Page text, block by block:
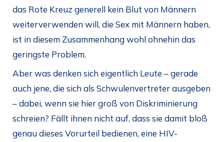
das Rote Kreuz generell kein Blut von Männern
weiterverwenden will, die Sex mit Männern haben,
ist in diesem Zusammenhang wohl ohnehin das
geringste Problem.
Aber was denken sich eigentlich Leute – gerade
auch jene, die sich als Schwulenvertreter ausgeben
– dabei, wenn sie hier groß von Diskriminierung
schreien? Fällt ihnen nicht auf, dass sie damit bloß
genau dieses Vorurteil bedienen, eine HIV-